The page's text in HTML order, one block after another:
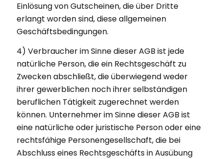
Einlösung von Gutscheinen, die über Dritte
erlangt worden sind, diese allgemeinen
Geschäftsbedingungen.
4) Verbraucher im Sinne dieser AGB ist jede
natürliche Person, die ein Rechtsgeschäft zu
Zwecken abschließt, die überwiegend weder
ihrer gewerblichen noch ihrer selbständigen
beruflichen Tätigkeit zugerechnet werden
können. Unternehmer im Sinne dieser AGB ist
eine natürliche oder juristische Person oder eine
rechtsfähige Personengesellschaft, die bei
Abschluss eines Rechtsgeschäfts in Ausübung